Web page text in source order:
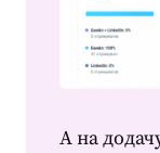
А на